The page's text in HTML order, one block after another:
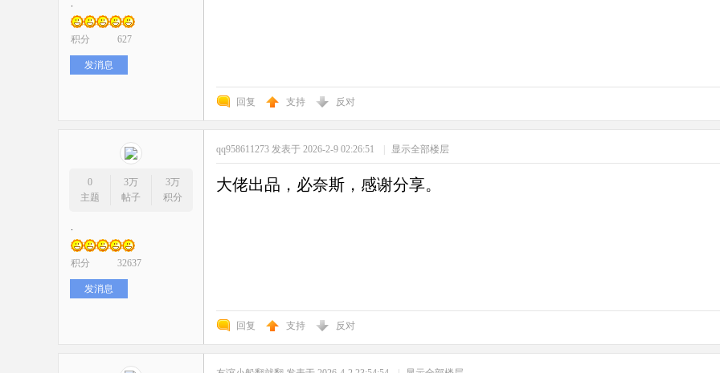
积分 627
发消息
回复 支持 反对
0
主题
3万
帖子
3万
积分
积分 32637
发消息
qq958611273 发表于 2026-2-9 02:26:51 | 显示全部楼层
大佬出品，必奈斯，感谢分享。
回复 支持 反对